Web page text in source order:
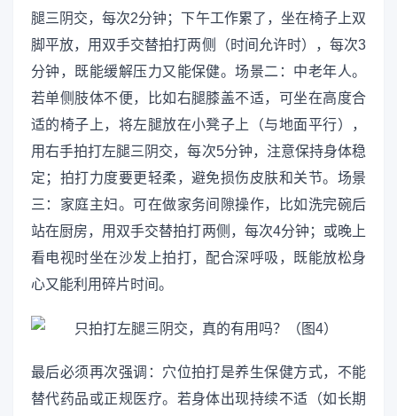
腿三阴交，每次2分钟；下午工作累了，坐在椅子上双
脚平放，用双手交替拍打两侧（时间允许时），每次3
分钟，既能缓解压力又能保健。场景二：中老年人。
若单侧肢体不便，比如右腿膝盖不适，可坐在高度合
适的椅子上，将左腿放在小凳子上（与地面平行），
用右手拍打左腿三阴交，每次5分钟，注意保持身体稳
定；拍打力度要更轻柔，避免损伤皮肤和关节。场景
三：家庭主妇。可在做家务间隙操作，比如洗完碗后
站在厨房，用双手交替拍打两侧，每次4分钟；或晚上
看电视时坐在沙发上拍打，配合深呼吸，既能放松身
心又能利用碎片时间。
最后必须再次强调：穴位拍打是养生保健方式，不能
替代药品或正规医疗。若身体出现持续不适（如长期